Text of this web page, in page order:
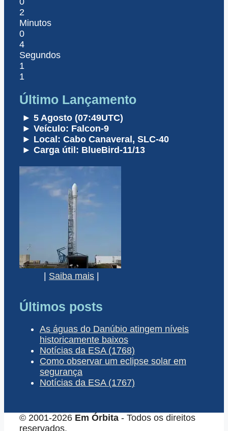
2
Minutos
0
4
Segundos
1
1
Último Lançamento
► 5 Agosto (07:49UTC)
► Veículo: Falcon-9
► Local: Cabo Canaveral, SLC-40
► Carga útil: BlueBird-11/13
| Saiba mais |
Últimos posts
As águas do Danúbio atingem níveis
historicamente baixos
Notícias da ESA (1768)
Como observar um eclipse solar em
segurança
Notícias da ESA (1767)
© 2001-2026 Em Órbita - Todos os direitos
reservados.